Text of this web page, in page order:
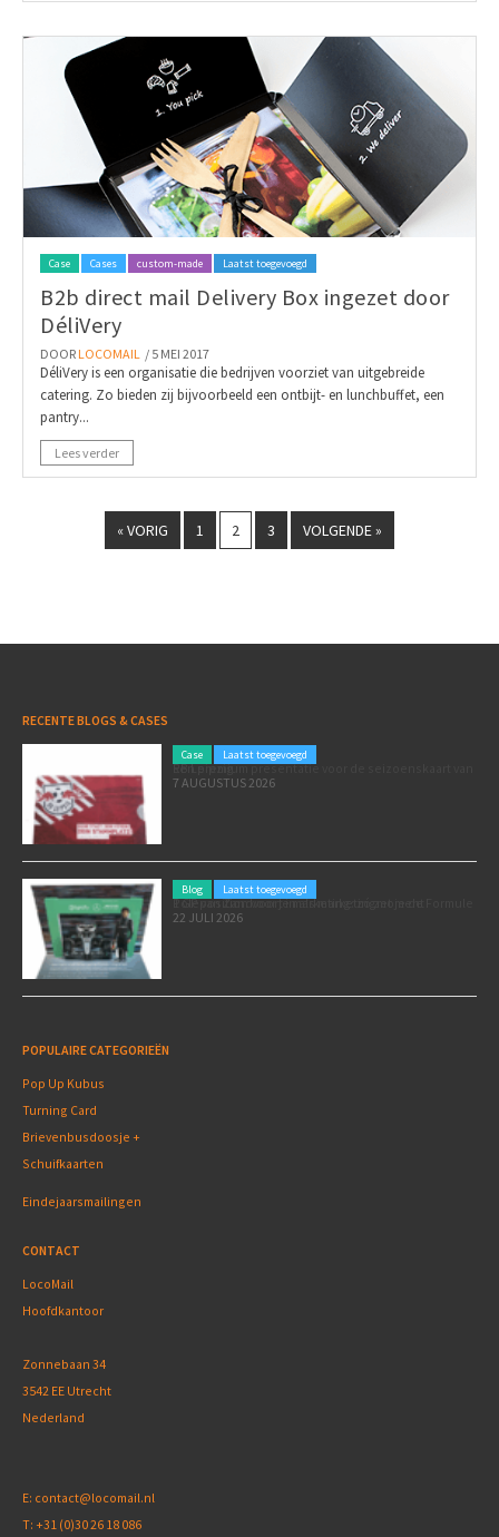
Case Cases custom-made Laatst toegevoegd
B2b direct mail Delivery Box ingezet door
DéliVery
DOOR LOCOMAIL / 5 MEI 2017
DéliVery is een organisatie die bedrijven voorziet van uitgebreide
catering. Zo bieden zij bijvoorbeeld een ontbijt- en lunchbuffet, een
pantry...
Lees verder
« VORIG 1 2 3 VOLGENDE »
RECENTE BLOGS & CASES
Case Laatst toegevoegd
Een premium presentatie voor de seizoenskaart van RB Leipzig
7 AUGUSTUS 2026
Blog Laatst toegevoegd
Poleposition voor je marketing: zó zet je de Formule 1 GP van Zandvoort in als marketingmoment
22 JULI 2026
POPULAIRE CATEGORIEËN
Pop Up Kubus
Turning Card
Brievenbusdoosje +
Schuifkaarten
Eindejaarsmailingen
CONTACT
LocoMail
Hoofdkantoor
Zonnebaan 34
3542 EE Utrecht
Nederland
E: contact@locomail.nl
T: +31 (0)30 26 18 086